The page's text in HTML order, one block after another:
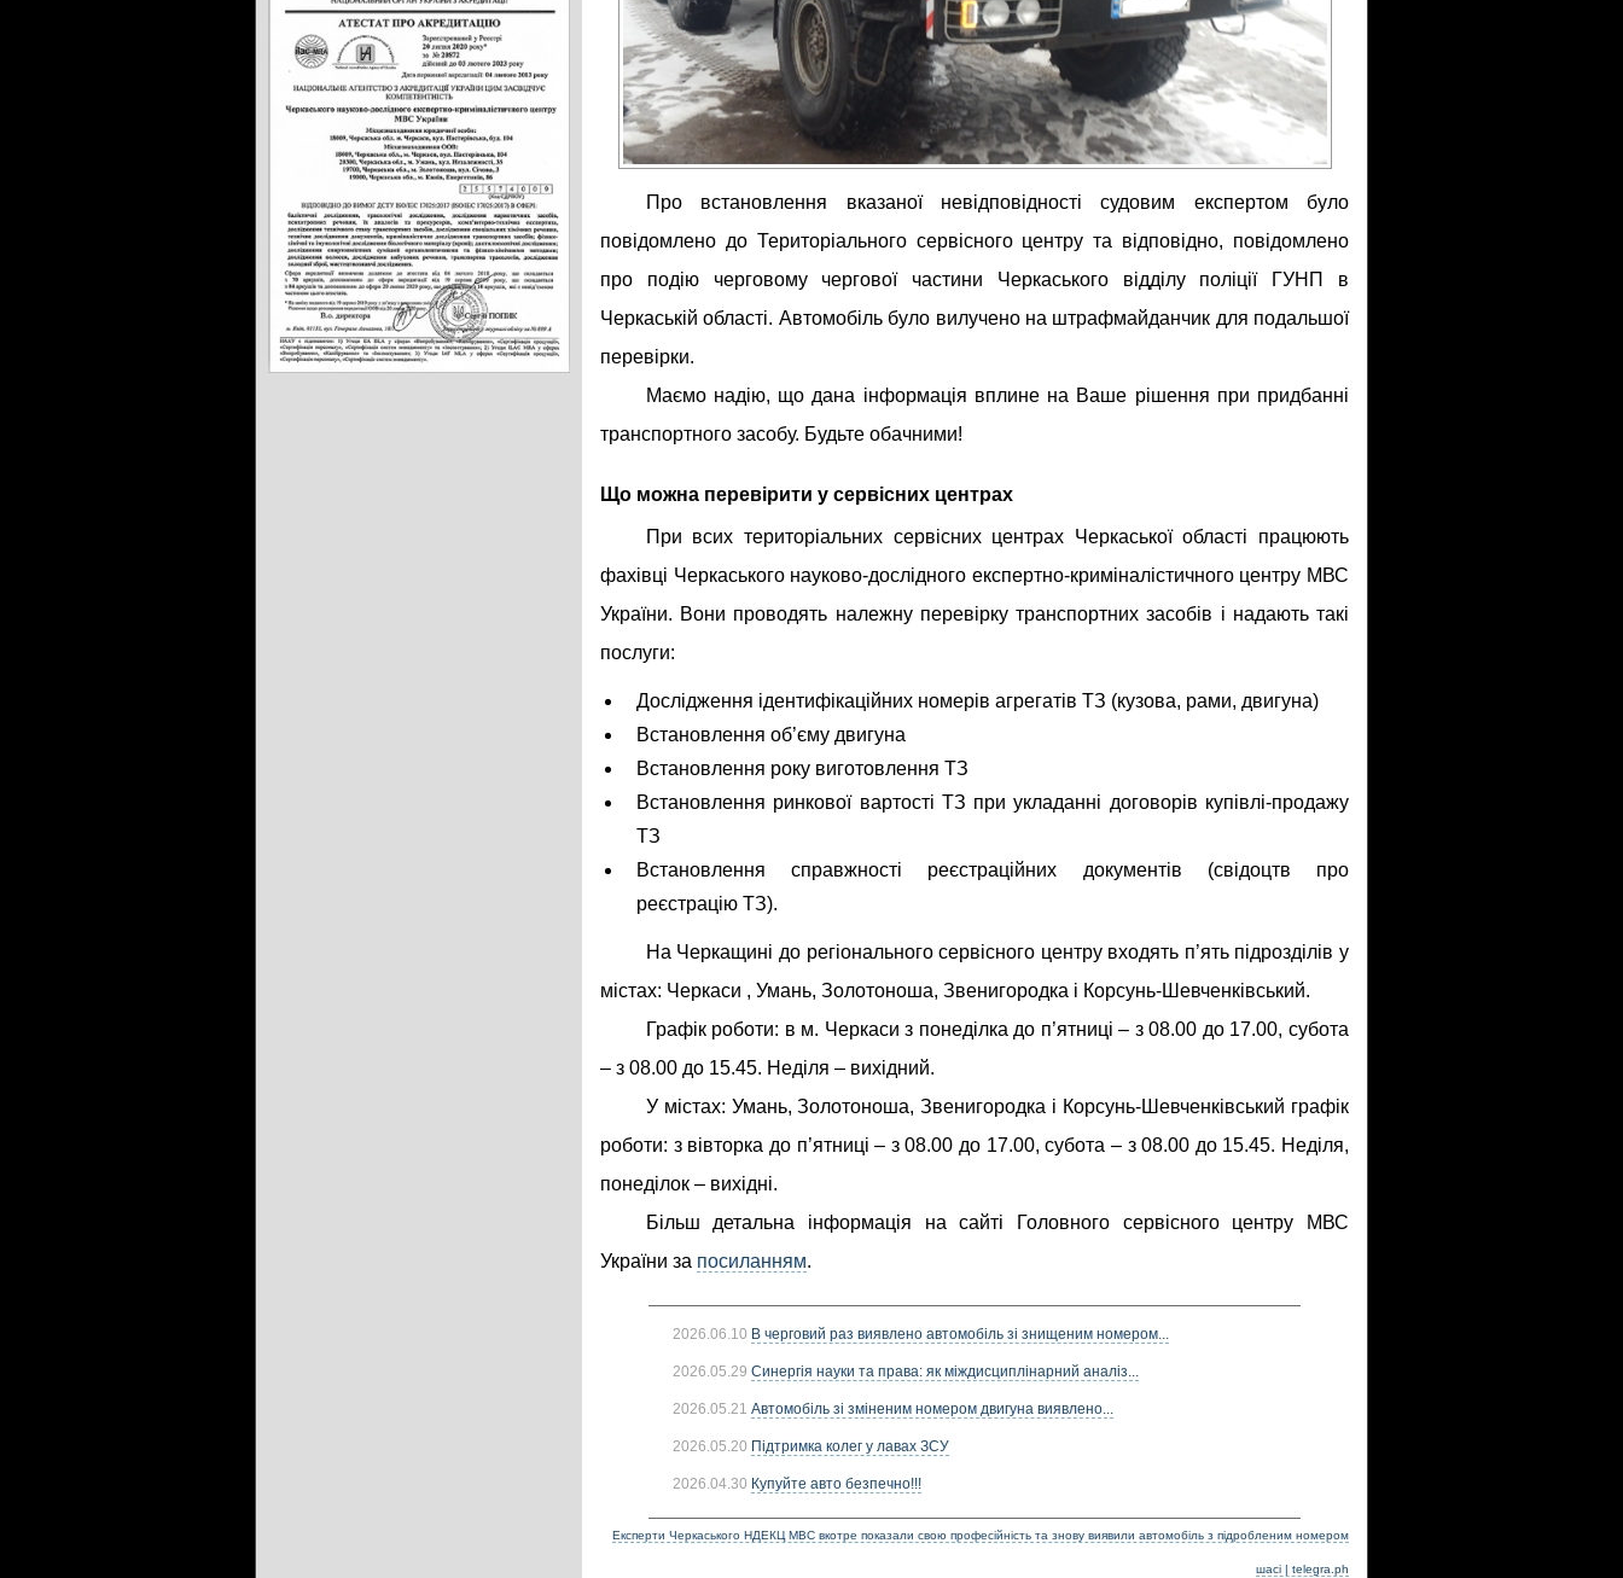
Про встановлення вказаної невідповідності судовим експертом було
повідомлено до Територіального сервісного центру та відповідно, повідомлено
про подію черговому чергової частини Черкаського відділу поліції ГУНП в
Черкаській області. Автомобіль було вилучено на штрафмайданчик для подальшої
перевірки.
Маємо надію, що дана інформація вплине на Ваше рішення при придбанні
транспортного засобу. Будьте обачними!
Що можна перевірити у сервісних центрах
При всих територіальних сервісних центрах Черкаської області працюють
фахівці Черкаського науково-дослідного експертно-криміналістичного центру МВС
України. Вони проводять належну перевірку транспортних засобів і надають такі
послуги:
Дослідження ідентифікаційних номерів агрегатів ТЗ (кузова, рами, двигуна)
Встановлення об’єму двигуна
Встановлення року виготовлення ТЗ
Встановлення ринкової вартості ТЗ при укладанні договорів купівлі-продажу
ТЗ
Встановлення справжності реєстраційних документів (свідоцтв про
реєстрацію ТЗ).
На Черкащині до регіонального сервісного центру входять п’ять підрозділів у
містах: Черкаси , Умань, Золотоноша, Звенигородка і Корсунь-Шевченківський.
Графік роботи: в м. Черкаси з понеділка до п’ятниці – з 08.00 до 17.00, субота
– з 08.00 до 15.45. Неділя – вихідний.
У містах: Умань, Золотоноша, Звенигородка і Корсунь-Шевченківський графік
роботи: з вівторка до п’ятниці – з 08.00 до 17.00, субота – з 08.00 до 15.45. Неділя,
понеділок – вихідні.
Більш детальна інформація на сайті Головного сервісного центру МВС
України за посиланням.
2026.06.10 В черговий раз виявлено автомобіль зі знищеним номером...
2026.05.29 Синергія науки та права: як міждисциплінарний аналіз...
2026.05.21 Автомобіль зі зміненим номером двигуна виявлено...
2026.05.20 Підтримка колег у лавах ЗСУ
2026.04.30 Купуйте авто безпечно!!!
Експерти Черкаського НДЕКЦ МВС вкотре показали свою професійність та знову виявили автомобіль з підробленим номером
шасі | telegra.ph